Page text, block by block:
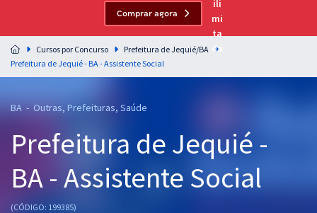
Residências Multiprofissionais
Preparação completa e intensiva para as principais
residências em saúde do Brasil
Cursos 20% OFF
Pós
Graduação
Comprar agora
Cursos por Concurso
Prefeitura de Jequié/BA
Prefeitura de Jequié - BA - Assistente Social
BA - Outras, Prefeituras, Saúde
Prefeitura de Jequié -
BA - Assistente Social
(CÓDIGO: 199385)